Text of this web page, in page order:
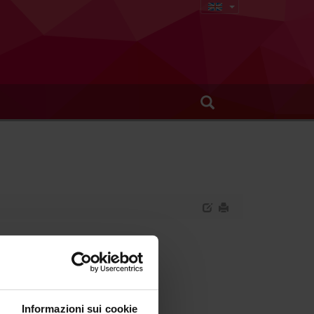
Informazioni sui cookie